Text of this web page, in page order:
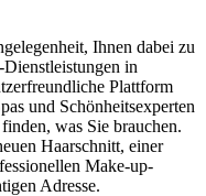
Ihnen dabei zu
in
Plattform
und Schönheitsexperten
was Sie brauchen.
Haarschnitt, einer
Make-up-
Adresse.